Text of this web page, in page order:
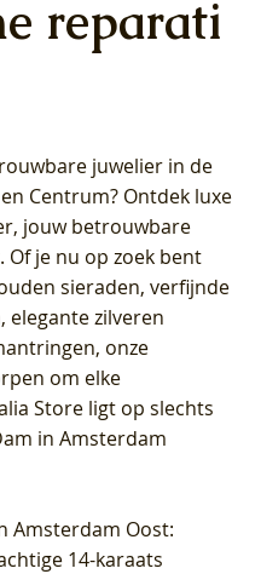
reparati
juwelier in de
en Centrum? Ontdek luxe
jouw betrouwbare
. Of je nu op zoek bent
sieraden, verfijnde
elegante zilveren
onze
om elke
Store ligt op slechts
in Amsterdam
Amsterdam Oost:
14-karaats